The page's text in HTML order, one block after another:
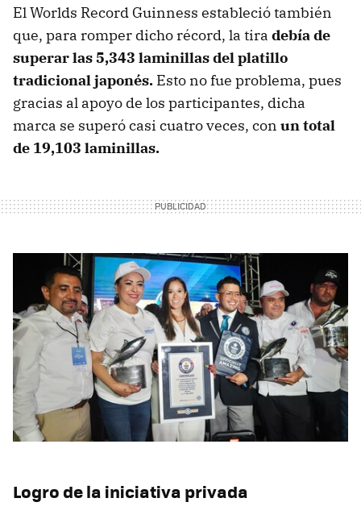
El Worlds Record Guinness estableció también
que, para romper dicho récord, la tira debía de
superar las 5,343 laminillas del platillo
tradicional japonés. Esto no fue problema, pues
gracias al apoyo de los participantes, dicha
marca se superó casi cuatro veces, con un total
de 19,103 laminillas.
Logro de la iniciativa privada